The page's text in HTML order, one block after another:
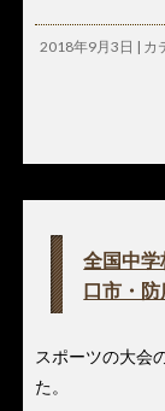
2018年9月3日 | カ
全国中
口市・防
スポーツの大会
た。